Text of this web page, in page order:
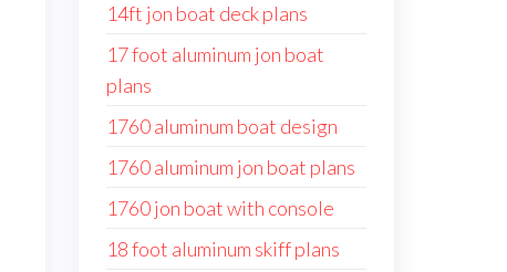
14ft jon boat deck plans
17 foot aluminum jon boat
plans
1760 aluminum boat design
1760 aluminum jon boat plans
1760 jon boat with console
18 foot aluminum skiff plans